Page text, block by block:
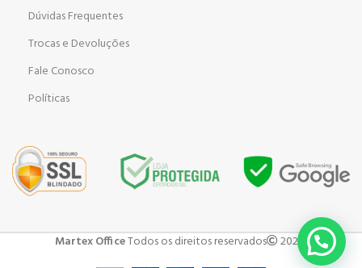
Dúvidas Frequentes
Trocas e Devoluções
Fale Conosco
Políticas
Martex OfficeTodos os direitos reservados 2023 .